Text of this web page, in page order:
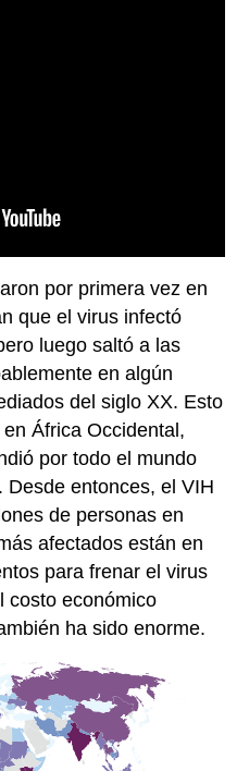
por primera vez en
que el virus infectó
luego saltó a las
en algún
del siglo XX. Esto
África Occidental,
por todo el mundo
Desde entonces, el VIH
de personas en
afectados están en
para frenar el virus
costo económico
ha sido enorme.